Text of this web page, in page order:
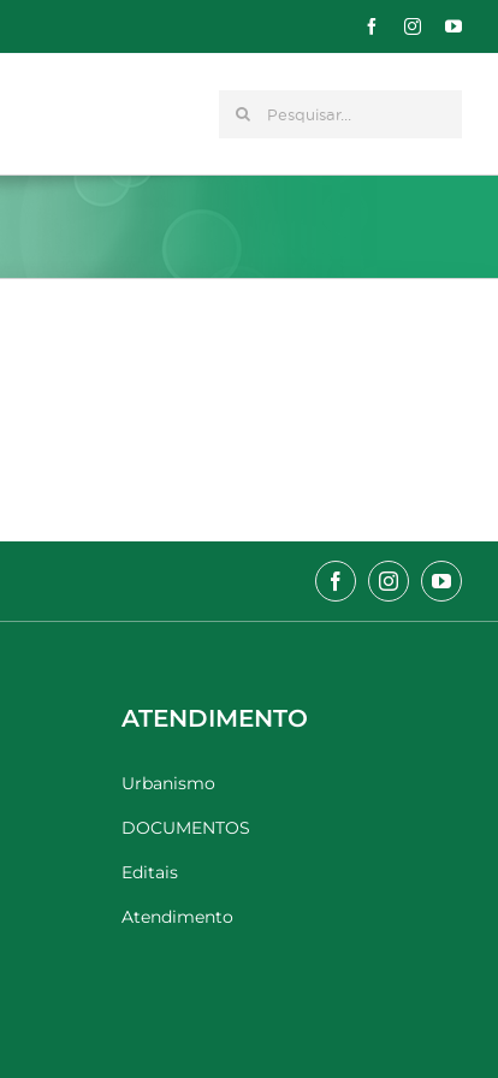
Pesquisar
ATENDIMENTO
Urbanismo
DOCUMENTOS
Editais
Atendimento